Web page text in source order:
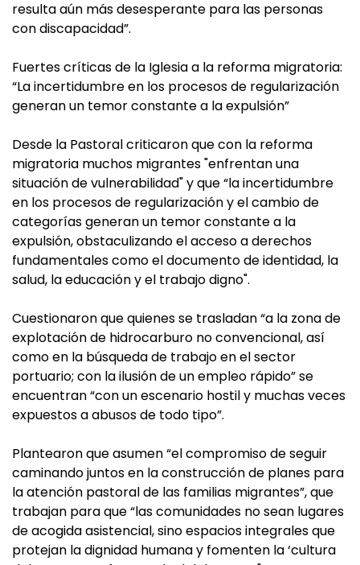
resulta aún más desesperante para las personas
con discapacidad”.
Fuertes críticas de la Iglesia a la reforma migratoria:
“La incertidumbre en los procesos de regularización
generan un temor constante a la expulsión”
Desde la Pastoral criticaron que con la reforma
migratoria muchos migrantes "enfrentan una
situación de vulnerabilidad" y que “la incertidumbre
en los procesos de regularización y el cambio de
categorías generan un temor constante a la
expulsión, obstaculizando el acceso a derechos
fundamentales como el documento de identidad, la
salud, la educación y el trabajo digno".
Cuestionaron que quienes se trasladan “a la zona de
explotación de hidrocarburo no convencional, así
como en la búsqueda de trabajo en el sector
portuario; con la ilusión de un empleo rápido” se
encuentran “con un escenario hostil y muchas veces
expuestos a abusos de todo tipo”.
Plantearon que asumen “el compromiso de seguir
caminando juntos en la construcción de planes para
la atención pastoral de las familias migrantes”, que
trabajan para que “las comunidades no sean lugares
de acogida asistencial, sino espacios integrales que
protejan la dignidad humana y fomenten la ‘cultura